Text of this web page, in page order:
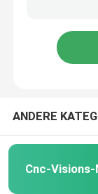
Optischer
Manuelle
Flachheits-
ANDERE
Cnc-